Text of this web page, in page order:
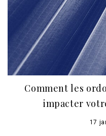
Comment les
impacter
17